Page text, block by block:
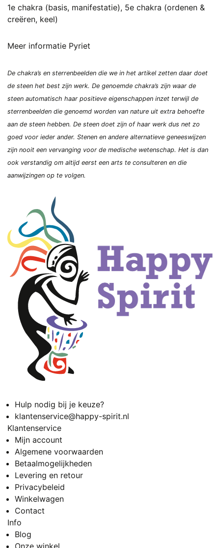
1e chakra (basis, manifestatie), 5e chakra (ordenen &
creëren, keel)
Meer informatie Pyriet
De chakra’s en sterrenbeelden die we in het artikel zetten daar doet
de steen het best zijn werk. De genoemde chakra’s zijn waar de
steen automatisch haar positieve eigenschappen inzet terwijl de
sterrenbeelden die genoemd worden van nature uit extra behoefte
aan de steen hebben. De steen doet zijn of haar werk dus net zo
goed voor ieder ander. Stenen en andere alternatieve geneeswijzen
zijn nooit een vervanging voor de medische wetenschap. Het is dan
ook verstandig om altijd eerst een arts te consulteren en die
aanwijzingen op te volgen.
Hulp nodig bij je keuze?
klantenservice@happy-spirit.nl
Klantenservice
Mijn account
Algemene voorwaarden
Betaalmogelijkheden
Levering en retour
Privacybeleid
Winkelwagen
Contact
Info
Blog